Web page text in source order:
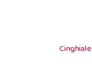
Cinghiale